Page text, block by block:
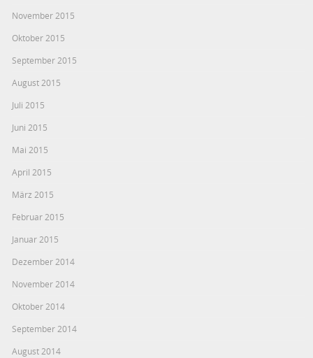
November 2015
Oktober 2015
September 2015
August 2015
Juli 2015
Juni 2015
Mai 2015
April 2015
März 2015
Februar 2015
Januar 2015
Dezember 2014
November 2014
Oktober 2014
September 2014
August 2014